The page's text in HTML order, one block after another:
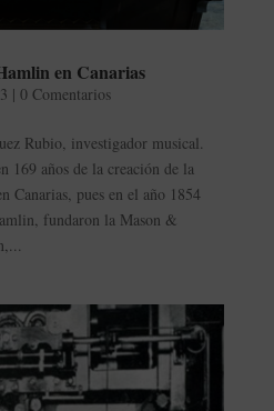
en Canarias
| 0 Comentarios
Rubio, investigador musical.
169 años de la creación de la
Canarias, pues en el año 1854
fundaron la Mason &